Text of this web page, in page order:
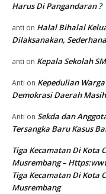
Harus Di Pangandaran ?
anti on Halal Bihalal
Dilaksanakan,
anti on Kepala Sekolah
Anti on Kepedulian
Demokrasi Daerah
Anti on Sekda dan
Tersangka Baru Kasus
Tiga Kecamatan Di Kota
Musrembang –
Tiga Kecamatan Di Kota
Musrembang